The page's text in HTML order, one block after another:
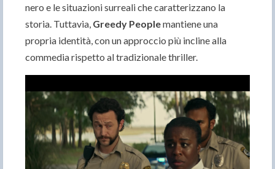
nero e le situazioni surreali che caratterizzano la
storia. Tuttavia, Greedy Peoplemantiene una
propria identità, con un approccio più incline alla
commedia rispetto al tradizionale thriller.